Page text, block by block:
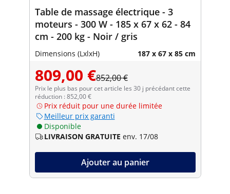
Table de massage électrique - 3
moteurs - 300 W - 185 x 67 x 62 - 84
cm - 200 kg - Noir / gris
Dimensions (LxlxH) 187 x 67 x 85 cm
809,00 €852,00 €
Prix le plus bas pour cet article les 30 j précédant cette
réduction : 852,00 €
Prix réduit pour une durée limitée
Meilleur prix garanti
Disponible
LIVRAISON GRATUITE env. 17/08
Ajouter au panier